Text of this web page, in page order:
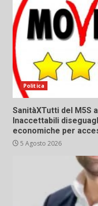
Politica
SanitàXTutti del M5S
Inaccettabili
economiche per
5 Agosto 2026